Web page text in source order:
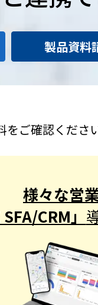
製品資料
ご確認ください
様々な営
CRM」